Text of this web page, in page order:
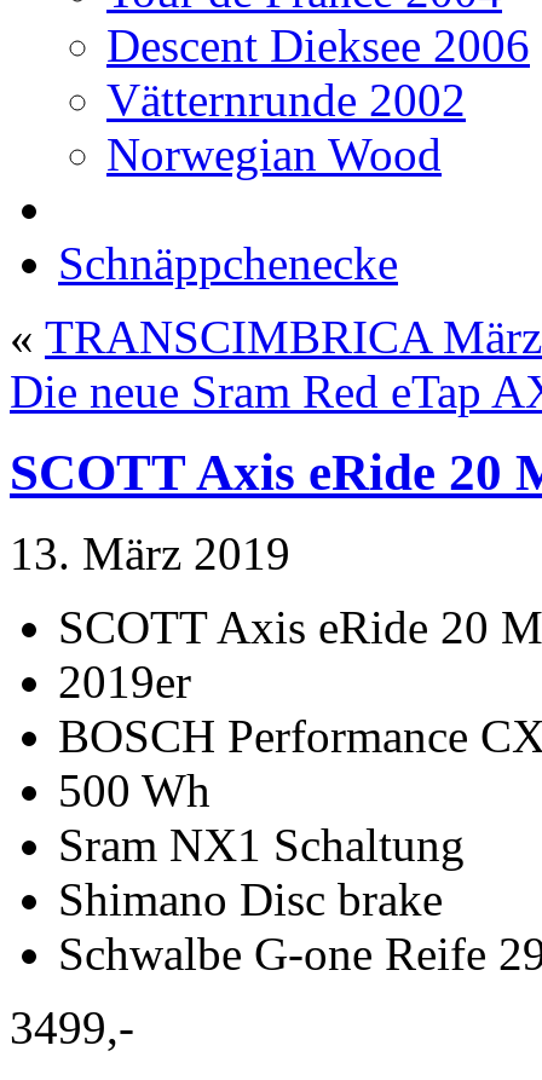
Descent Dieksee 2006
Vätternrunde 2002
Norwegian Wood
Schnäppchenecke
« TRANSCIMBRICA
Die neue Sram Red eTap
SCOTT Axis eRide 20
13. März 2019
SCOTT Axis eRide 20
2019er
BOSCH Performance
500 Wh
Sram NX1 Schaltung
Shimano Disc brake
Schwalbe G-one Reife
3499,-